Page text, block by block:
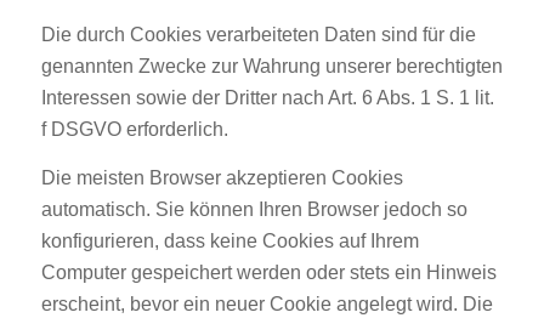
Die durch Cookies verarbeiteten Daten sind für die
genannten Zwecke zur Wahrung unserer berechtigten
Interessen sowie der Dritter nach Art. 6 Abs. 1 S. 1 lit.
f DSGVO erforderlich.
Die meisten Browser akzeptieren Cookies
automatisch. Sie können Ihren Browser jedoch so
konfigurieren, dass keine Cookies auf Ihrem
Computer gespeichert werden oder stets ein Hinweis
erscheint, bevor ein neuer Cookie angelegt wird. Die